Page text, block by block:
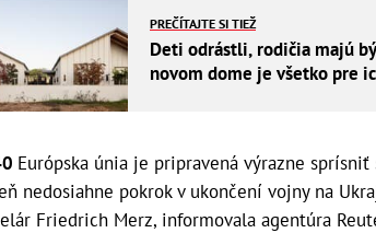
PREČÍTAJTE SI TIEŽ
Deti odrástli, rodičia majú
novom dome je všetko pre
Európska únia je pripravená výrazne
nedosiahne pokrok v ukončení vojny na
Friedrich Merz, informovala agentúra